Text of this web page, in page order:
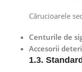
Cărucioarele
Centurile de
Accesorii
1.3.